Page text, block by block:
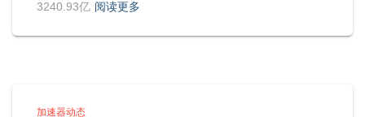
3240.93亿 阅读更多
加速器动态